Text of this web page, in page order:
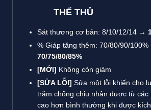
THẾ THỦ
Sát thương cơ bản: 8/10/12/14 →
% Giáp tăng thêm: 70/80/90/
70/75/80/85%
[MỚI] Không còn giảm
[SỬA LỖI] Sửa một lỗi khiến cho
trăm chống chịu nhận được từ các
cao hơn bình thường khi được kích